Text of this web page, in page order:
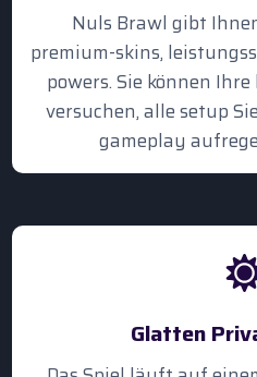
Nuls Brawl gibt
premium-skins,
powers. Sie können
versuchen, alle setup
gameplay
Glatten